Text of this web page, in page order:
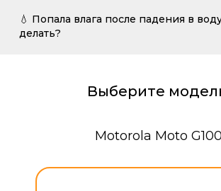
💧 Попала влага после падения в
делать?
Выберите
Motorola Moto G100